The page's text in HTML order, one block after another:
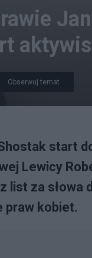
Obserwuj temat
start
Lewicy
list za
praw kobiet.